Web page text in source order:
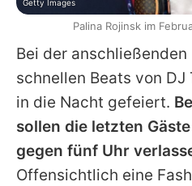
Bei der
schnellen Beats von
in die Nacht gefeiert.
sollen die letzten
gegen fünf Uhr
Offensichtlich eine
Getty Images
Palina Rojinsk im